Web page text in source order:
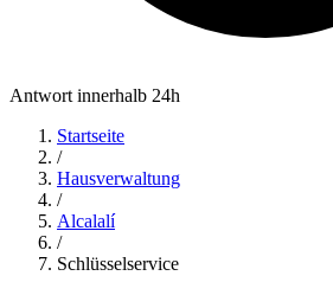
Antwort innerhalb 24h
Startseite
/
Hausverwaltung
/
Alcalalí
/
Schlüsselservice